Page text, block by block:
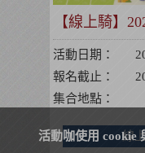
【線上騎】
車
活動日期：
報名截止：
集合地點：
線
活動咖使用 cookie